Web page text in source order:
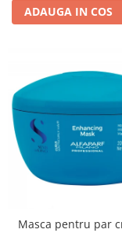
ADAUGA IN COS
Masca pentru par